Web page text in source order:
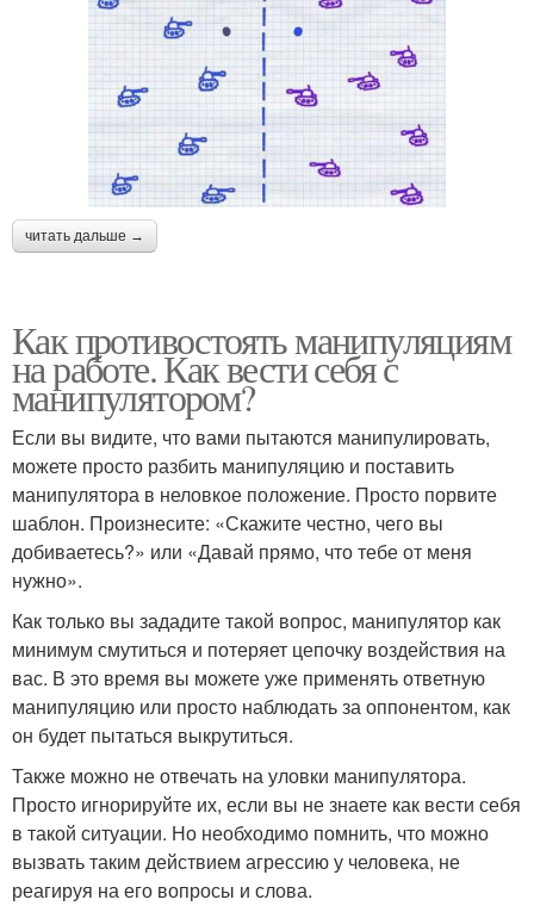
читать дальше →
Как противостоять манипуляциям
на работе. Как вести себя с
манипулятором?
Если вы видите, что вами пытаются манипулировать,
можете просто разбить манипуляцию и поставить
манипулятора в неловкое положение. Просто порвите
шаблон. Произнесите: «Скажите честно, чего вы
добиваетесь?» или «Давай прямо, что тебе от меня
нужно».
Как только вы зададите такой вопрос, манипулятор как
минимум смутиться и потеряет цепочку воздействия на
вас. В это время вы можете уже применять ответную
манипуляцию или просто наблюдать за оппонентом, как
он будет пытаться выкрутиться.
Также можно не отвечать на уловки манипулятора.
Просто игнорируйте их, если вы не знаете как вести себя
в такой ситуации. Но необходимо помнить, что можно
вызвать таким действием агрессию у человека, не
реагируя на его вопросы и слова.